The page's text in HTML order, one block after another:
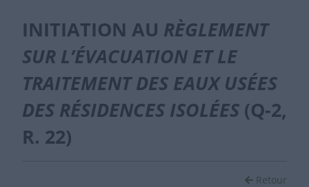
INITIATION AU RÈGLEMENT
SUR L’ÉVACUATION ET LE
TRAITEMENT DES EAUX USÉES
DES RÉSIDENCES ISOLÉES (Q-2,
R. 22)
Retour